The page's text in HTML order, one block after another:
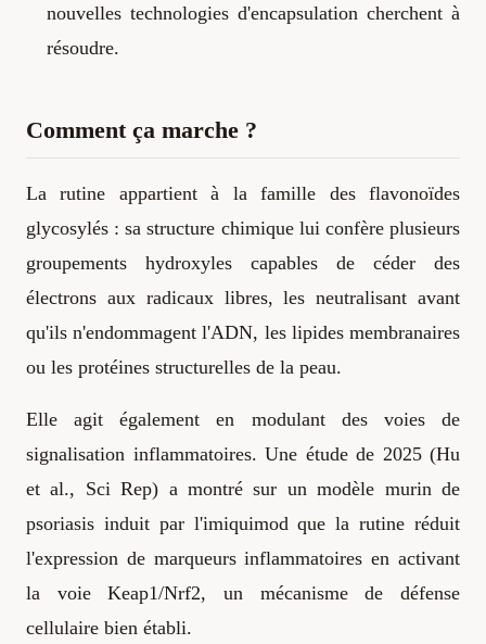
nouvelles technologies d'encapsulation cherchent à
résoudre.
Comment ça marche ?
La rutine appartient à la famille des flavonoïdes
glycosylés : sa structure chimique lui confère plusieurs
groupements hydroxyles capables de céder des
électrons aux radicaux libres, les neutralisant avant
qu'ils n'endommagent l'ADN, les lipides membranaires
ou les protéines structurelles de la peau.
Elle agit également en modulant des voies de
signalisation inflammatoires. Une étude de 2025 (Hu
et al., Sci Rep) a montré sur un modèle murin de
psoriasis induit par l'imiquimod que la rutine réduit
l'expression de marqueurs inflammatoires en activant
la voie Keap1/Nrf2, un mécanisme de défense
cellulaire bien établi.